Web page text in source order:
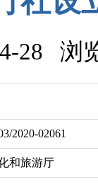
28 浏
2020-02061
和旅游厅